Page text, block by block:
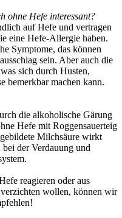
ohne Hefe interessant?
auf Hefe und vertragen
eine Hefe-Allergie haben.
Symptome, das können
sein. Aber auch die
sich durch Husten,
bemerkbar machen kann.
die alkoholische Gärung
Hefe mit Roggensauerteig
Milchsäure wirkt
der Verdauung und
reagieren oder aus
wollen, können wir